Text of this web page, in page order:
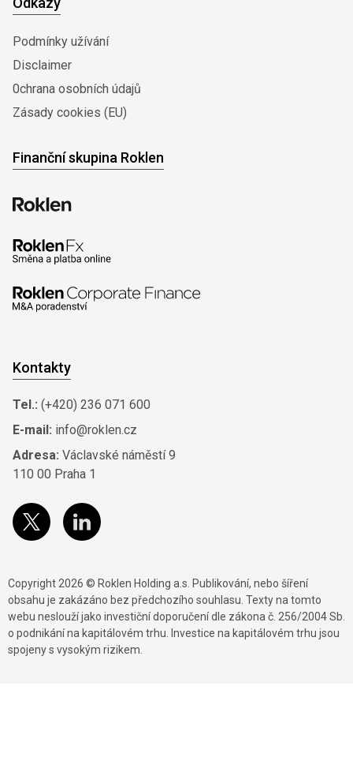
Podmínky užívání
Disclaimer
0chrana osobních údajů
Zásady cookies (EU)
Finanční skupina Roklen
Kontakty
Tel.: (+420) 236 071 600
E-mail: info@roklen.cz
Adresa: Václavské náměstí 9
110 00 Praha 1
Copyright 2026 © Roklen Holding a.s. Publikování, nebo šíření
obsahu je zakázáno bez předchozího souhlasu. Texty na tomto
webu neslouží jako investiční doporučení dle zákona č. 256/2004 Sb.
o podnikání na kapitálovém trhu. Investice na kapitálovém trhu jsou
spojeny s vysokým rizikem.